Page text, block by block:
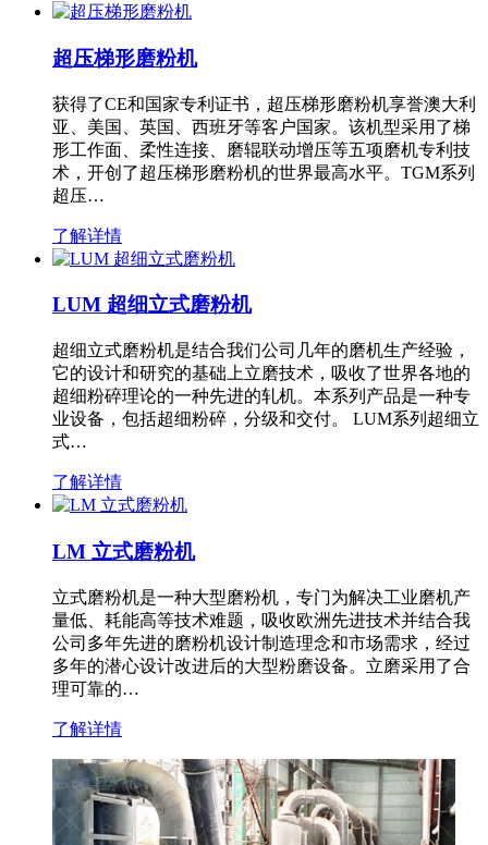
超压梯形磨粉机
获得了CE和国家专利证书，超压梯形磨粉机享誉澳大利
亚、美国、英国、西班牙等客户国家。该机型采用了梯
形工作面、柔性连接、磨辊联动增压等五项磨机专利技
术，开创了超压梯形磨粉机的世界最高水平。TGM系列
超压…
了解详情
LUM 超细立式磨粉机
超细立式磨粉机是结合我们公司几年的磨机生产经验，
它的设计和研究的基础上立磨技术，吸收了世界各地的
超细粉碎理论的一种先进的轧机。本系列产品是一种专
业设备，包括超细粉碎，分级和交付。 LUM系列超细立
式…
了解详情
LM 立式磨粉机
立式磨粉机是一种大型磨粉机，专门为解决工业磨机产
量低、耗能高等技术难题，吸收欧洲先进技术并结合我
公司多年先进的磨粉机设计制造理念和市场需求，经过
多年的潜心设计改进后的大型粉磨设备。立磨采用了合
理可靠的…
了解详情